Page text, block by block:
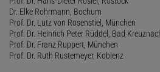
Dr. Elke Rohrmann, Bochum
Prof. Dr. Lutz von Rosenstiel, München
Prof. Dr. Heinrich Peter Rüddel, Bad
Prof. Dr. Franz Ruppert, München
Prof. Dr. Ruth Rustemeyer, Koblenz